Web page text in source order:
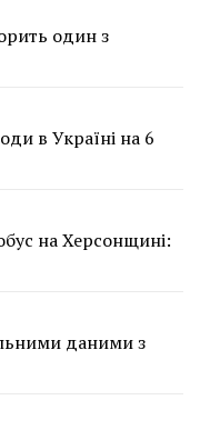
один з
в Україні на 6
на Херсонщині:
даними з